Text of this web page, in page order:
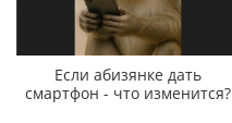
Если абизянке дать
смартфон - что изменится?